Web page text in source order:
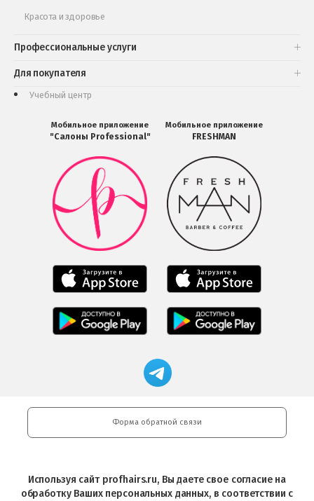
Красота и здоровье
Профессиональные услуги
Для покупателя
Учебный центр
Мобильное приложение
"Салоны Professional"
Мобильное
приложение
Салоны
Professional
загрузить
в
Google
Мобильное
приложение
Professional
загрузить
Мобильное
приложение
Professional
загрузить
Play
Мобильное приложение
FRESHMAN
Мобильное
приложение
FRESHMAN
в
Google
Play
Мобильное
приложение
загрузить
в
Мобильное
приложение
Магазин
профессиональной
Professional
и
Интернет-
Telegram
Форма обратной связи
Используя сайт profhairs.ru, Вы даете свое согласие на
обработку Ваших персональных данных, в соответствии с